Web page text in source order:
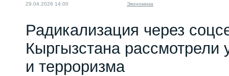
29.04.2026 14:00 Экономика
Радикализация через
Кыргызстана рассмотрели
и терроризма